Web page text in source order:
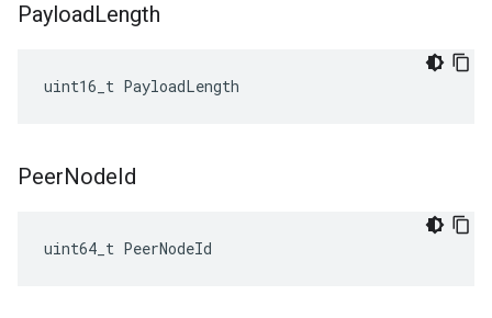
PayloadLength
uint16_t PayloadLength
PeerNodeId
uint64_t PeerNodeId